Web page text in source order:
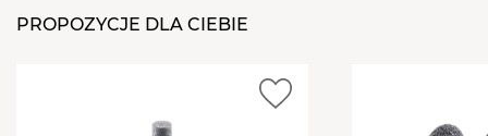
-
nasypu węglika krzemu, który zapewnia najwyższy
PROPOZYCJE DLA CIEBIE